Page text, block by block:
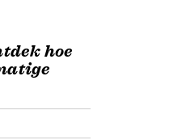
hoe